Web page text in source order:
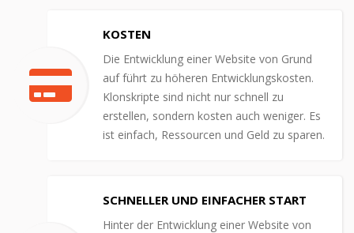
KOSTEN
Die Entwicklung einer Website von Grund
auf führt zu höheren Entwicklungskosten.
Klonskripte sind nicht nur schnell zu
erstellen, sondern kosten auch weniger. Es
ist einfach, Ressourcen und Geld zu sparen.
SCHNELLER UND EINFACHER START
Hinter der Entwicklung einer Website von